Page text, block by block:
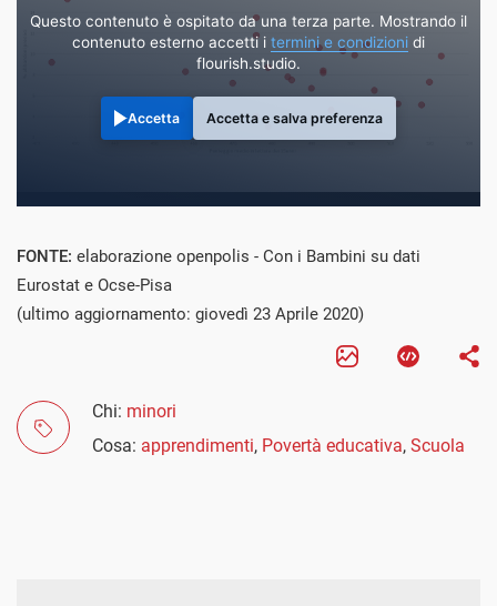
Questo contenuto è ospitato da una terza parte. Mostrando il
contenuto esterno accetti i termini e condizioni di
flourish.studio.
Accetta Accetta e salva preferenza
FONTE: elaborazione openpolis - Con i Bambini su dati
Eurostat e Ocse-Pisa
(ultimo aggiornamento: giovedì 23 Aprile 2020)
Chi: minori
Cosa: apprendimenti, Povertà educativa, Scuola